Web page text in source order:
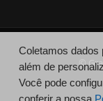
©
Coletamos dados
além de
Você pode
conferir a nossa